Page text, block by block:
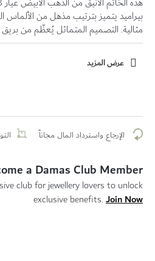
بيراميد يتميز بترتيب مذهل من الألماس
مثالية. التصميم المتماثل يُعظّم من
عرض المزيد
الإرجاع واسترداد المال مجاناً
a Damas Club Member
club for jewellery lovers to unlock
exclusive benefits. Join Now